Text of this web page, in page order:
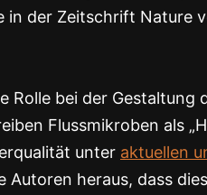
in der Zeitschrift Nature
Rolle bei der Gestaltung
Flussmikroben als
unter aktuellen
Autoren heraus, dass